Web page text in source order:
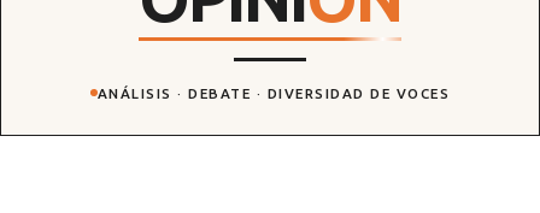
ANÁLISIS · DEBATE · DIVERSIDAD DE VOCES